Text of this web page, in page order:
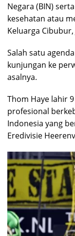
Negara (BIN)
kesehatan atau
Keluarga Cibubur,
Salah satu
kunjungan ke
asalnya.
Thom Haye lahir
profesional
Indonesia yang
Eredivisie